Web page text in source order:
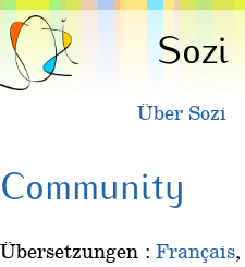
Sozi
Über Sozi
Community
Übersetzungen : Français,